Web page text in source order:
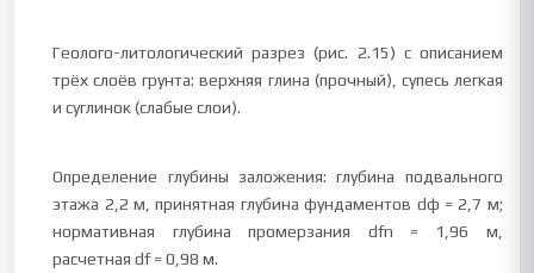
Геолого-литологический разрез (рис. 2.15) с описанием
трёх слоёв грунта: верхняя глина (прочный), супесь легкая
и суглинок (слабые слои).
Определение глубины заложения: глубина подвального
этажа 2,2 м, принятная глубина фундаментов dф = 2,7 м;
нормативная глубина промерзания dfn = 1,96 м,
расчетная df = 0,98 м.